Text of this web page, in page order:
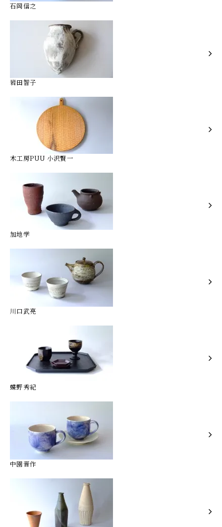
石岡信之
岩田智子
木工房PUU 小沢賢一
加地学
川口武亮
蝶野秀紀
中園晋作